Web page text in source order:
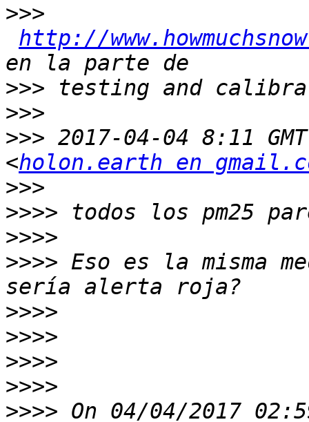
>>>
http://
>>>
>>>
>>> 2017-04-04 8:11
<holon.earth en
>>>
>>>>
>>>>
>>>> Eso es la misma
>>>>
>>>>
>>>>
>>>>
>>>>